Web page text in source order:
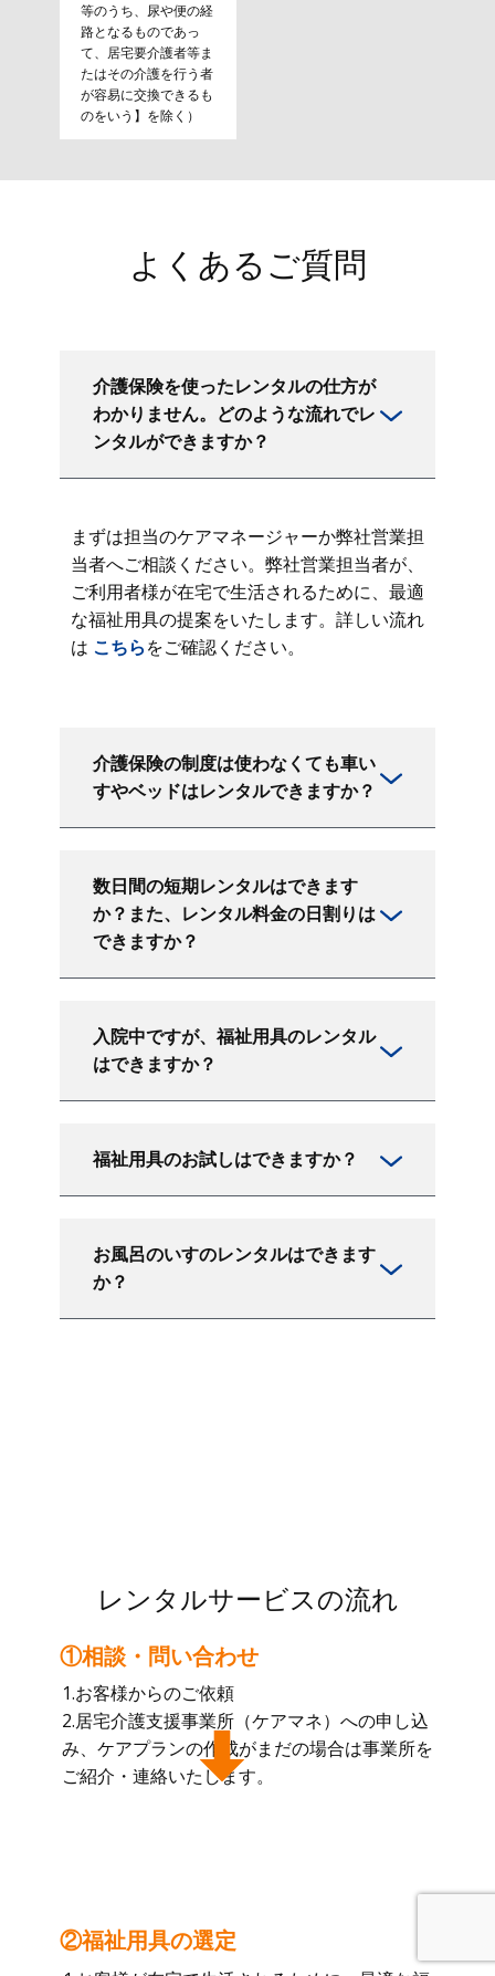
等のうち、尿や便の経
路となるものであっ
て、居宅要介護者等ま
たはその介護を行う者
が容易に交換できるも
のをいう】を除く）
よくあるご質問
介護保険を使ったレンタルの仕方が
わかりません。どのような流れでレ
ンタルができますか？
まずは担当のケアマネージャーか弊社営業担
当者へご相談ください。弊社営業担当者が、
ご利用者様が在宅で生活されるために、最適
な福祉用具の提案をいたします。詳しい流れ
は こちらをご確認ください。
介護保険の制度は使わなくても車い
すやベッドはレンタルできますか？
数日間の短期レンタルはできます
か？また、レンタル料金の日割りは
できますか？
入院中ですが、福祉用具のレンタル
はできますか？
福祉用具のお試しはできますか？
お風呂のいすのレンタルはできます
か？
レンタルサービスの流れ
1.お客様からのご依頼
2.居宅介護支援事業所（ケアマネ）への申し込
み、ケアプランの作成がまだの場合は事業所を
ご紹介・連絡いたします。
①相談・問い合わせ
②福祉用具の選定